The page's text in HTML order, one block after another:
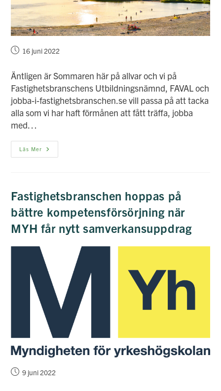
Inlägget16 juni 2022
Äntligen är Sommaren här på allvar och vi på
Fastighetsbranschens Utbildningsnämnd, FAVAL och
jobba-i-fastighetsbranschen.se vill passa på att tacka
alla som vi har haft förmånen att fått träffa, jobba
med…
Läs Mer Glad
Sommar!
Fastighetsbranschen hoppas på
bättre kompetensförsörjning när
MYH får nytt samverkansuppdrag
Inlägget9 juni 2022